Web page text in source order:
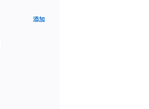
添加AppleCare+